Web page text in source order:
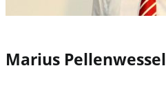
Marius Pellenwessel